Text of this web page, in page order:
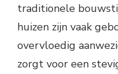
traditionele
huizen zijn vaak
overvloedig
zorgt voor een